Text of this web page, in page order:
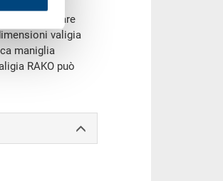
per trasportare
valigia
maniglia
RAKO può